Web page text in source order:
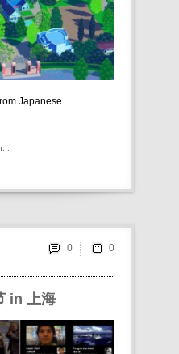
Japanese ...
in 上海
0